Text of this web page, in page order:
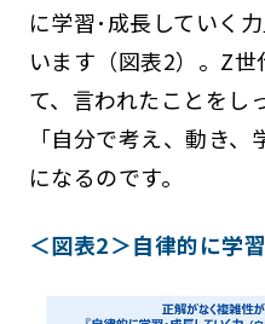
に学習･成長していく
います（図表2）。Z
て、言われたことをし
「自分で考え、動き
になるのです。
＜図表2＞自律的に学